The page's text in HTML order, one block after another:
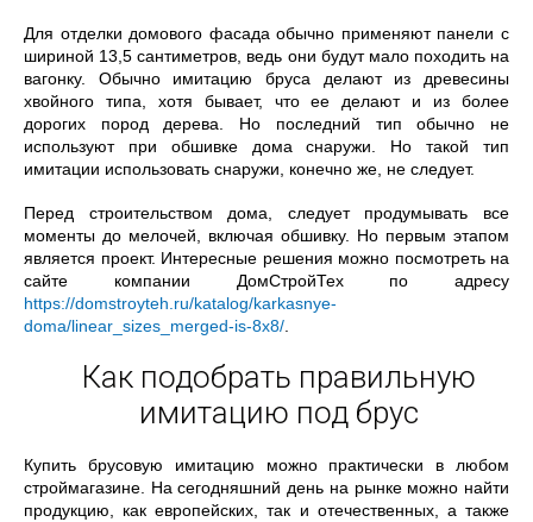
Для отделки домового фасада обычно применяют панели с
шириной 13,5 сантиметров, ведь они будут мало походить на
вагонку. Обычно имитацию бруса делают из древесины
хвойного типа, хотя бывает, что ее делают и из более
дорогих пород дерева. Но последний тип обычно не
используют при обшивке дома снаружи. Но такой тип
имитации использовать снаружи, конечно же, не следует.
Перед строительством дома, следует продумывать все
моменты до мелочей, включая обшивку. Но первым этапом
является проект. Интересные решения можно посмотреть на
сайте компании ДомСтройТех по адресу
https://domstroyteh.ru/katalog/karkasnye-
doma/linear_sizes_merged-is-8x8/
Как подобрать правильную
имитацию под брус
Купить брусовую имитацию можно практически в любом
строймагазине. На сегодняшний день на рынке можно найти
продукцию, как европейских, так и отечественных, а также